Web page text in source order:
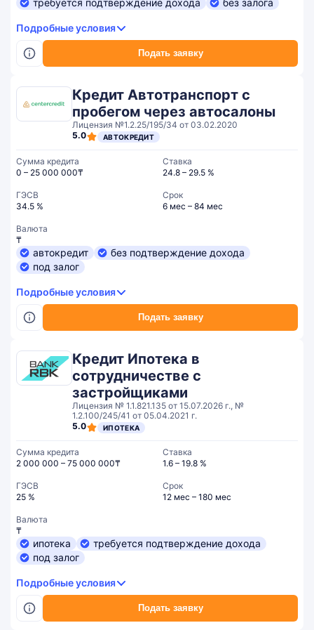
Подать заявку
требуется подтверждение дохода без залога
Подробные условия
Кредит Автотранспорт с
пробегом через автосалоны
Лицензия №1.2.25/195/34 от 03.02.2020
5.0
АВТОКРЕДИТ
Подать заявку
Сумма кредита
0 – 25 000 000₸
Ставка
24.8 – 29.5 %
ГЭСВ
34.5 %
Срок
6 мес – 84 мес
Валюта
₸
автокредит
без подтверждение дохода
под залог
Подробные условия
Кредит Ипотека в
сотрудничестве с
застройщиками
Лицензия № 1.1.821.135 от 15.07.2026 г., №
1.2.100/245/41 от 05.04.2021 г.
5.0
ИПОТЕКА
Подать заявку
Сумма кредита
2 000 000 – 75 000 000₸
Ставка
1.6 – 19.8 %
ГЭСВ
25 %
Срок
12 мес – 180 мес
Валюта
₸
ипотека
требуется подтверждение дохода
под залог
Подробные условия